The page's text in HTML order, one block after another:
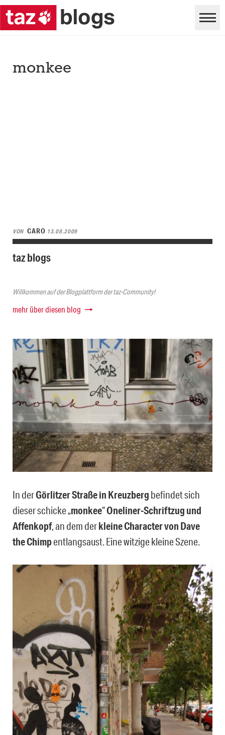
monkee
VON CARO 13.08.2009
taz blogs
Willkommen auf der Blogplattform der taz-Community!
mehr über diesen blog
In derGörlitzer Straße in Kreuzberg befindet sich
dieser schicke „monkee“Oneliner-Schriftzug und
Affenkopf, an dem derkleine Character von Dave
the Chimpentlangsaust. Eine witzige kleine Szene.